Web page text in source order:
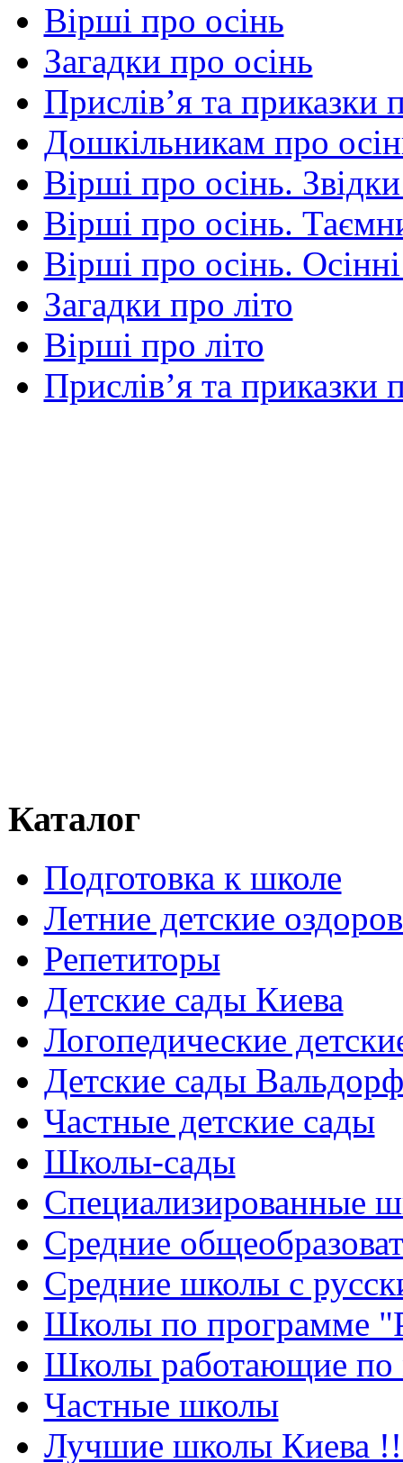
Вірші про осінь
Загадки про осінь
Прислів’я та приказки
Дошкільникам про
Вірші про осінь.
Вірші про осінь.
Вірші про осінь.
Загадки про літо
Вірші про літо
Прислів’я та приказки
Каталог
Подготовка к школе
Летние детские
Репетиторы
Детские сады Киева
Логопедические
Детские сады
Частные детские сады
Школы-сады
Cпециализированные
Cредние
Средние школы с
Школы по программе
Школы работающие по
Частные школы
Лучшие школы Киева